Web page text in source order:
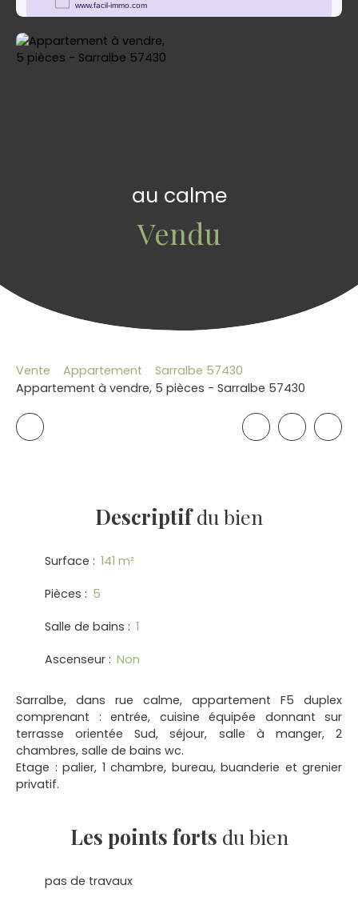
au calme
Vendu
Vente Appartement
Sarralbe 57430
Appartement à vendre, 5 pièces - Sarralbe 57430
Descriptifdu bien
Surface : 141 m²
Pièces : 5
Salle de bains : 1
Ascenseur : Non
Sarralbe, dans rue calme, appartement F5 duplex
comprenant : entrée, cuisine équipée donnant sur
terrasse orientée Sud, séjour, salle à manger, 2
chambres, salle de bains wc.
Etage : palier, 1 chambre, bureau, buanderie et grenier
privatif.
Les points forts du bien
pas de travaux